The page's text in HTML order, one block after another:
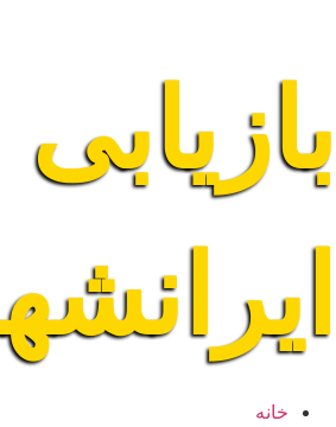
بازیابی
خانه